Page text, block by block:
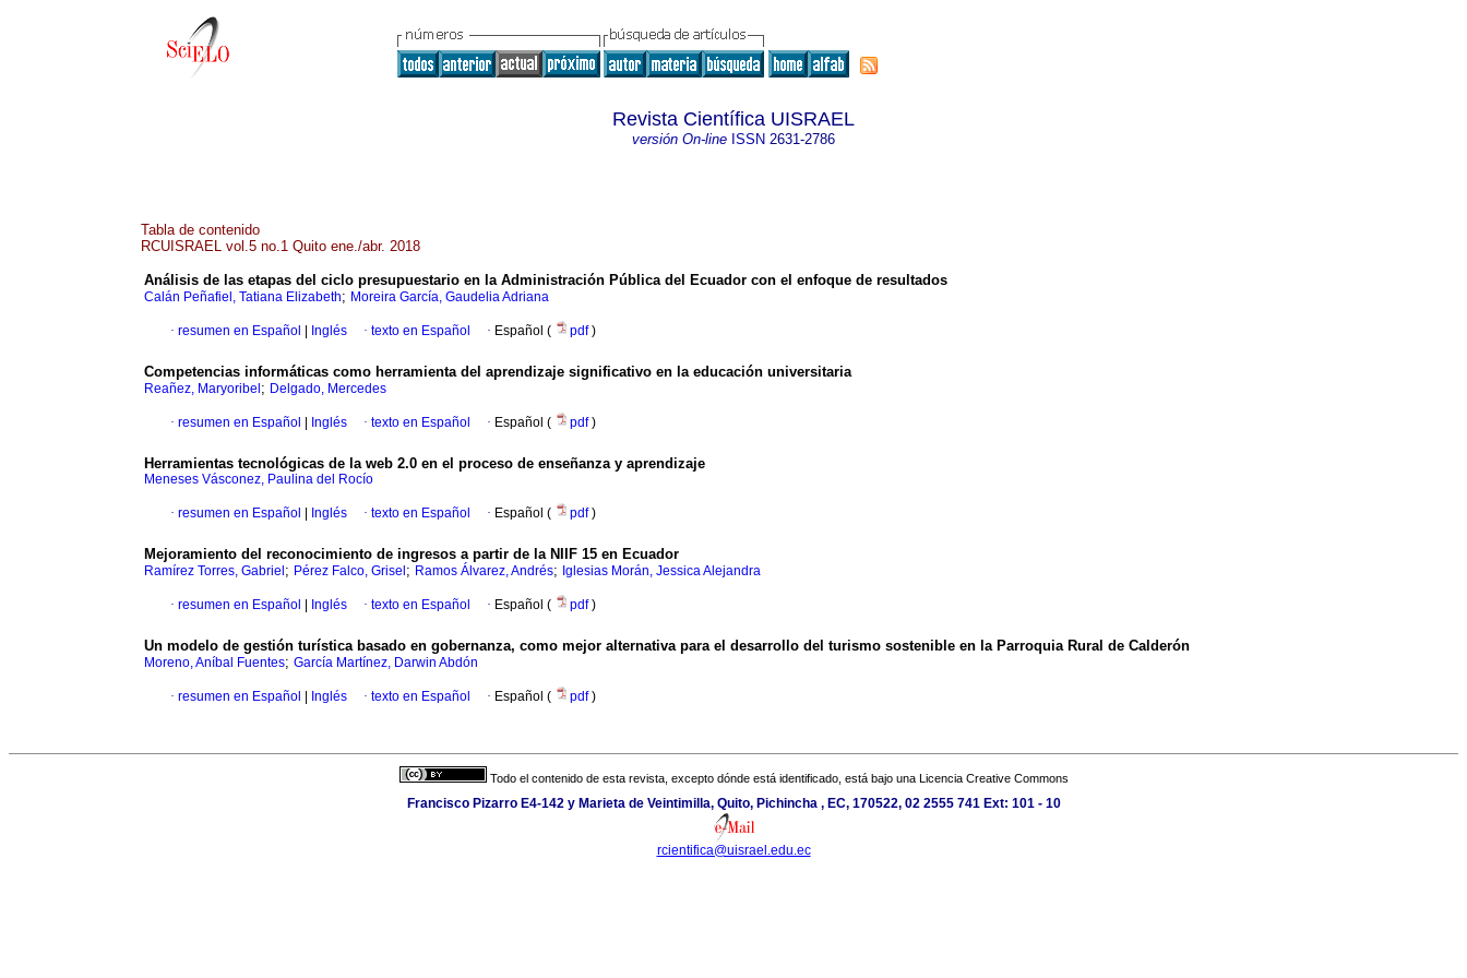
Revista Científica UISRAEL
versión On-line ISSN 2631-2786
Tabla de contenido
RCUISRAEL vol.5 no.1 Quito ene./abr. 2018
Análisis de las etapas del ciclo presupuestario en la Administración Pública del Ecuador con el enfoque de resultados
Calán Peñafiel, Tatiana Elizabeth; Moreira García, Gaudelia Adriana
· resumen en Español Inglés · texto en Español · Español ( pdf)
Competencias informáticas como herramienta del aprendizaje significativo en la educación universitaria
Reañez, Maryoribel ; Delgado, Mercedes
· resumen en Español Inglés · texto en Español · Español ( pdf)
Herramientas tecnológicas de la web 2.0 en el proceso de enseñanza y aprendizaje
Meneses Vásconez, Paulina del Rocío
· resumen en Español Inglés · texto en Español · Español ( pdf)
Mejoramiento del reconocimiento de ingresos a partir de la NIIF 15 en Ecuador
Ramírez Torres, Gabriel ; Pérez Falco, Grisel ; Ramos Álvarez, Andrés; Iglesias Morán, Jessica Alejandra
· resumen en Español Inglés · texto en Español · Español ( pdf)
Un modelo de gestión turística basado en gobernanza, como mejor alternativa para el desarrollo del turismo sostenible en la Parroquia Rural de Calderón
Moreno, Aníbal Fuentes; García Martínez, Darwin Abdón
· resumen en Español Inglés · texto en Español · Español ( pdf)
Todo el contenido de esta revista, excepto dónde está identificado, está bajo una Licencia Creative Commons
Francisco Pizarro E4-142 y Marieta de Veintimilla, Quito, Pichincha , EC, 170522, 02 2555 741 Ext: 101 - 10
rcientifica@uisrael.edu.ec